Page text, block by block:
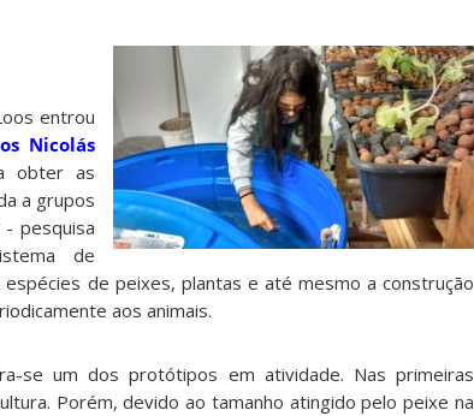
entrou
Nicolás
obter as
a grupos
pesquisa
de
de peixes, plantas e até mesmo a construção
aos animais.
se um dos protótipos em atividade. Nas primeiras
Porém, devido ao tamanho atingido pelo peixe na